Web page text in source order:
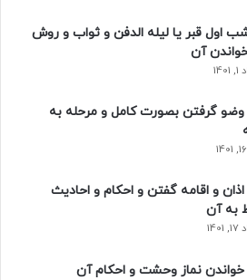
اول قبر یا لیله الدفن و ثواب و روش
آن
وضو گرفتن بصورت کامل و مرحله به
و اقامه گفتن و احکام و احادیث
به آن
خواندن نماز وحشت و احکام آن